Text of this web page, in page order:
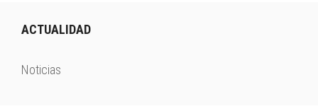
ACTUALIDAD
Noticias